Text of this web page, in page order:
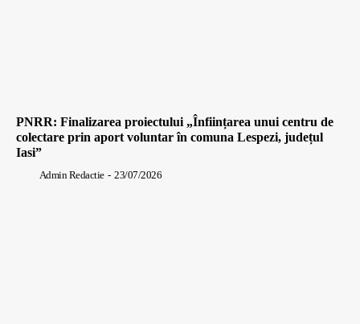
PNRR: Finalizarea proiectului „Înființarea unui centru de
colectare prin aport voluntar în comuna Lespezi, județul
Iasi”
Admin Redactie - 23/07/2026